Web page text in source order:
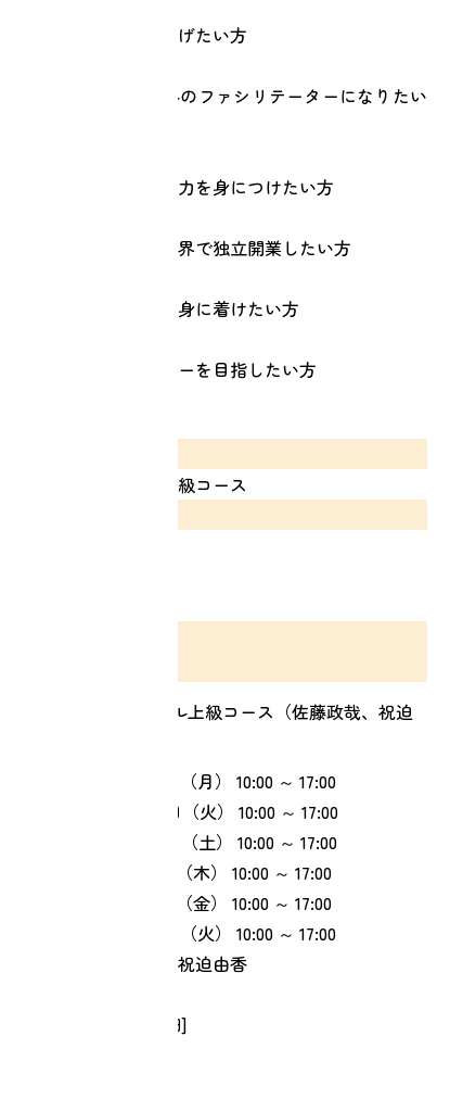
・セッション力を上げたい方
・リターンスクールのファシリテーターになりたい
・カウンセリング能力を身につけたい方
・メンタルヘルス業界で独立開業したい方
・コーチング技術を身に着けたい方
・メンタルトレーナーを目指したい方
リターンスクール上級コース
リターンスクール上級コース（佐藤政哉、祝迫
① 2026年08月17日（月）
10:00 ～ 17:00
② 2026年09月22日（火）
10:00 ～ 17:00
③ 2026年10月24日（土）
10:00 ～ 17:00
④ 2026年11月12日（木）
10:00 ～ 17:00
⑤ 2026年12月11日（金）
10:00 ～ 17:00
⑥ 2027年01月26日（火）
10:00 ～ 17:00
【担当】佐藤政哉 祝迫由香
詳細]